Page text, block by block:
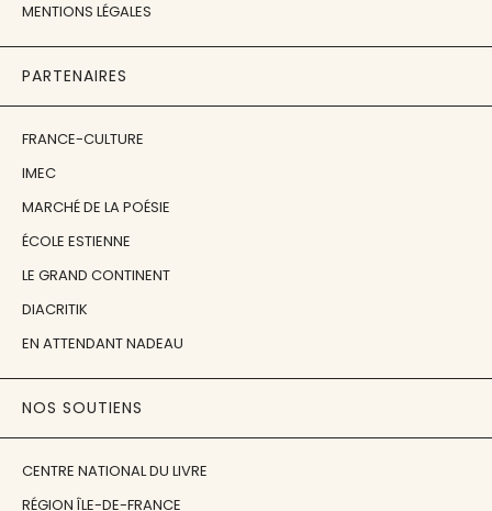
MENTIONS LÉGALES
PARTENAIRES
FRANCE-CULTURE
IMEC
MARCHÉ DE LA POÉSIE
ÉCOLE ESTIENNE
LE GRAND CONTINENT
DIACRITIK
EN ATTENDANT NADEAU
NOS SOUTIENS
CENTRE NATIONAL DU LIVRE
RÉGION ÎLE-DE-FRANCE